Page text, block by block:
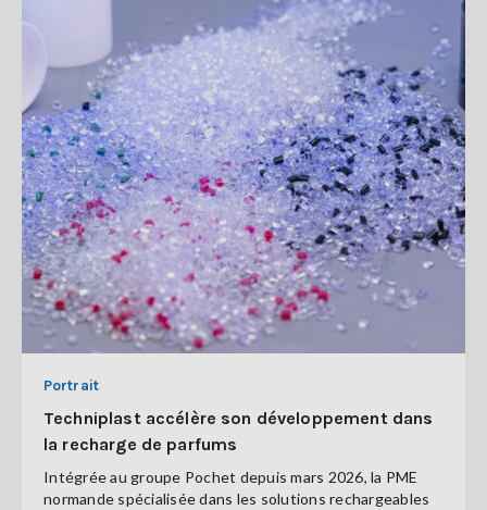
Portrait
Techniplast accélère son développement dans
la recharge de parfums
Intégrée au groupe Pochet depuis mars 2026, la PME
normande spécialisée dans les solutions rechargeables